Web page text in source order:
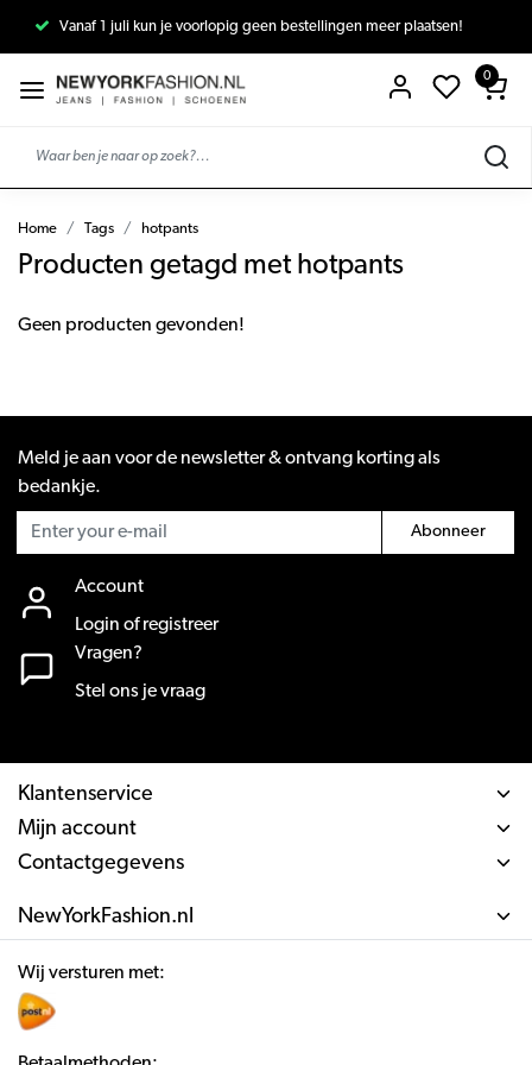
Vanaf 1 juli kun je voorlopig geen bestellingen meer plaatsen!
0
Home Tags hotpants
Producten getagd met hotpants
Geen producten gevonden!
Meld je aan voor de newsletter & ontvang korting als
bedankje.
Abonneer
Account
Login of registreer
Vragen?
Stel ons je vraag
Klantenservice
Mijn account
Contactgegevens
NewYorkFashion.nl
Wij versturen met: